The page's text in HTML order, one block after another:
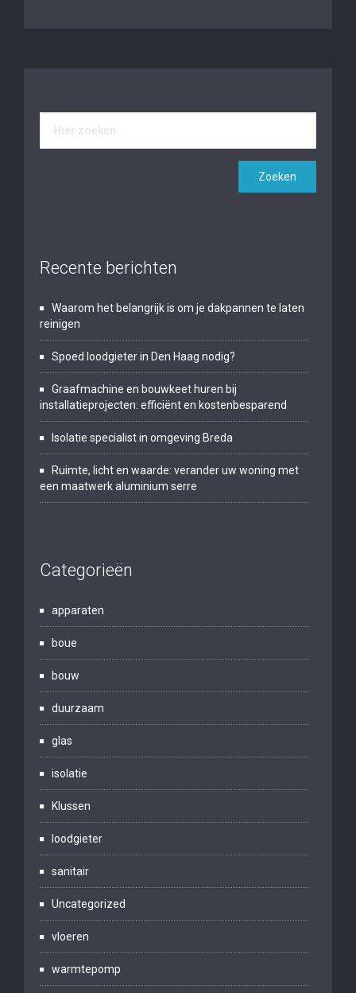
Recente berichten
Waarom het belangrijk is om je dakpannen te laten
reinigen
Spoed loodgieter in Den Haag nodig?
Graafmachine en bouwkeet huren bij
installatieprojecten: efficiënt en kostenbesparend
Isolatie specialist in omgeving Breda
Ruimte, licht en waarde: verander uw woning met
een maatwerk aluminium serre
Categorieën
apparaten
boue
bouw
duurzaam
glas
isolatie
Klussen
loodgieter
sanitair
Uncategorized
vloeren
warmtepomp